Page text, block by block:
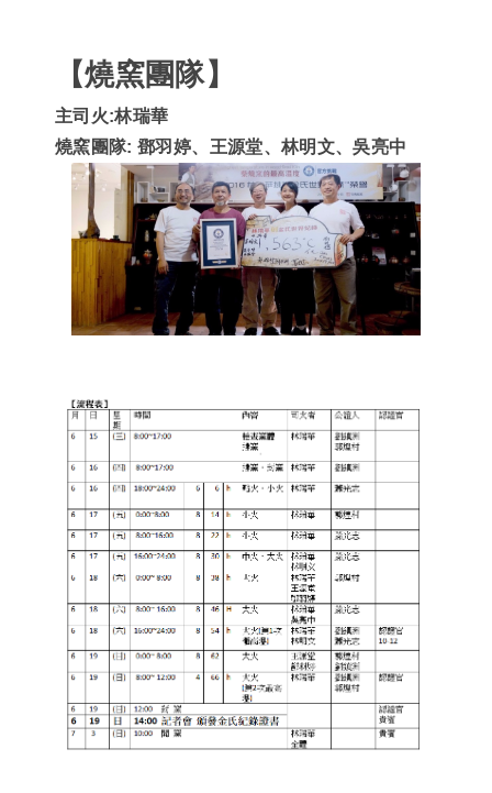
【燒窯團隊】
主司火:林瑞華
燒窯團隊:鄧羽婷、王源堂、林明文、吳亮中